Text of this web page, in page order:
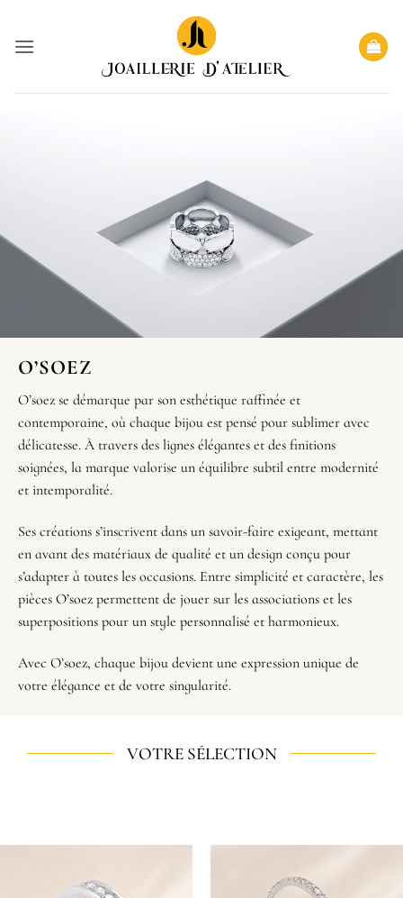
contenu
O’SOEZ
O’soez se démarque par son esthétique raffinée et
contemporaine, où chaque bijou est pensé pour sublimer avec
délicatesse. À travers des lignes élégantes et des finitions
soignées, la marque valorise un équilibre subtil entre modernité
et intemporalité.
Ses créations s’inscrivent dans un savoir-faire exigeant, mettant
en avant des matériaux de qualité et un design conçu pour
s’adapter à toutes les occasions. Entre simplicité et caractère, les
pièces O’soez permettent de jouer sur les associations et les
superpositions pour un style personnalisé et harmonieux.
Avec O’soez, chaque bijou devient une expression unique de
votre élégance et de votre singularité.
VOTRE SÉLECTION